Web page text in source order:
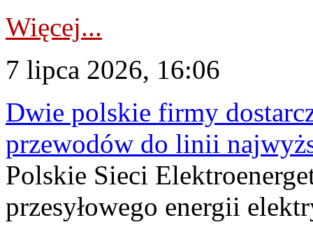
Więcej...
7 lipca 2026, 16:06
Dwie polskie firmy
przewodów do linii
Polskie Sieci
przesyłowego energii